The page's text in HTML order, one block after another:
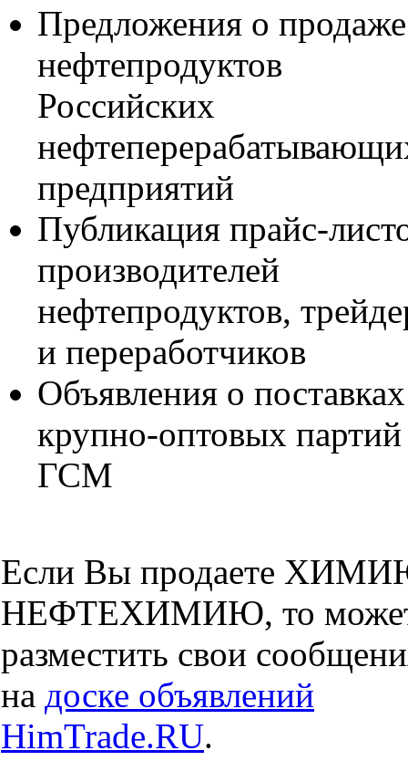
Предложения о продаже
нефтепродуктов
Российских
предприятий
Публикация прайс-
производителей
нефтепродуктов,
и переработчиков
Объявления о поставках
крупно-оптовых партий
ГСМ
Если Вы продаете
НЕФТЕХИМИЮ, то
разместить свои
на доске объявлений
HimTrade.RU.